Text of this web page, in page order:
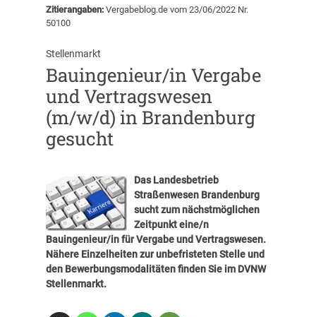
Zitierangaben:Vergabeblog.de vom 23/06/2022 Nr.
50100
Stellenmarkt
Bauingenieur/in Vergabe
und Vertragswesen
(m/w/d) in Brandenburg
gesucht
Das Landesbetrieb
Straßenwesen Brandenburg
sucht zum nächstmöglichen
Zeitpunkt eine/n
Bauingenieur/in für Vergabe und Vertragswesen.
Nähere Einzelheiten zur unbefristeten Stelle und
den Bewerbungsmodalitäten finden Sie im DVNW
Stellenmarkt.